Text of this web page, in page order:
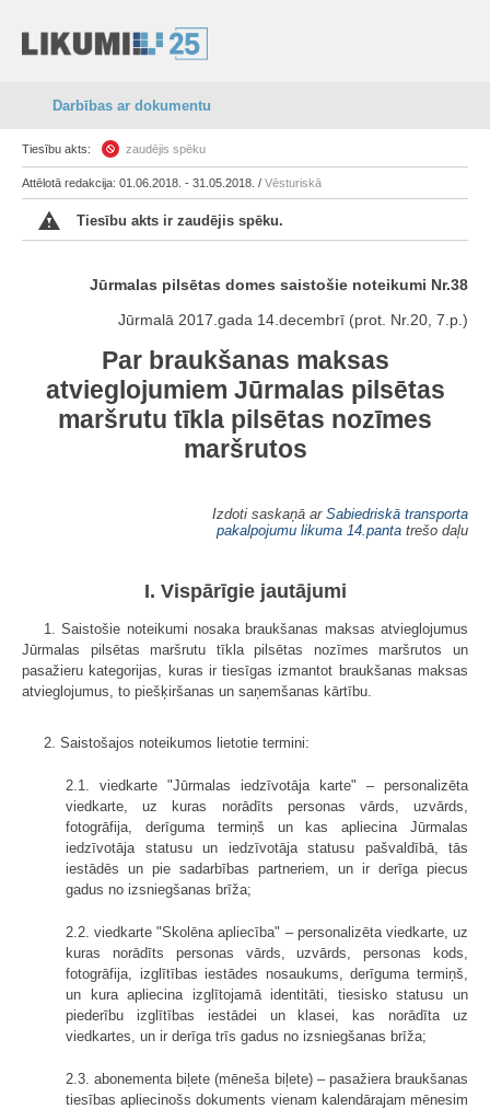
Darbības ar dokumentu
Tiesību akts: zaudējis spēku
Attēlotā redakcija: 01.06.2018. - 31.05.2018. / Vēsturiskā
Tiesību akts ir zaudējis spēku.
Jūrmalas pilsētas domes saistošie noteikumi Nr.38
Jūrmalā 2017.gada 14.decembrī (prot. Nr.20, 7.p.)
Par braukšanas maksas
atvieglojumiem Jūrmalas pilsētas
maršrutu tīkla pilsētas nozīmes
maršrutos
Izdoti saskaņā ar Sabiedriskā transporta
pakalpojumu likuma 14.panta trešo daļu
I. Vispārīgie jautājumi
1. Saistošie noteikumi nosaka braukšanas maksas atvieglojumus
Jūrmalas pilsētas maršrutu tīkla pilsētas nozīmes maršrutos un
pasažieru kategorijas, kuras ir tiesīgas izmantot braukšanas maksas
atvieglojumus, to piešķiršanas un saņemšanas kārtību.
2. Saistošajos noteikumos lietotie termini:
2.1. viedkarte "Jūrmalas iedzīvotāja karte" – personalizēta
viedkarte, uz kuras norādīts personas vārds, uzvārds,
fotogrāfija, derīguma termiņš un kas apliecina Jūrmalas
iedzīvotāja statusu un iedzīvotāja statusu pašvaldībā, tās
iestādēs un pie sadarbības partneriem, un ir derīga piecus
gadus no izsniegšanas brīža;
2.2. viedkarte "Skolēna apliecība" – personalizēta viedkarte, uz
kuras norādīts personas vārds, uzvārds, personas kods,
fotogrāfija, izglītības iestādes nosaukums, derīguma termiņš,
un kura apliecina izglītojamā identitāti, tiesisko statusu un
piederību izglītības iestādei un klasei, kas norādīta uz
viedkartes, un ir derīga trīs gadus no izsniegšanas brīža;
2.3. abonementa biļete (mēneša biļete) – pasažiera braukšanas
tiesības apliecinošs dokuments vienam kalendārajam mēnesim